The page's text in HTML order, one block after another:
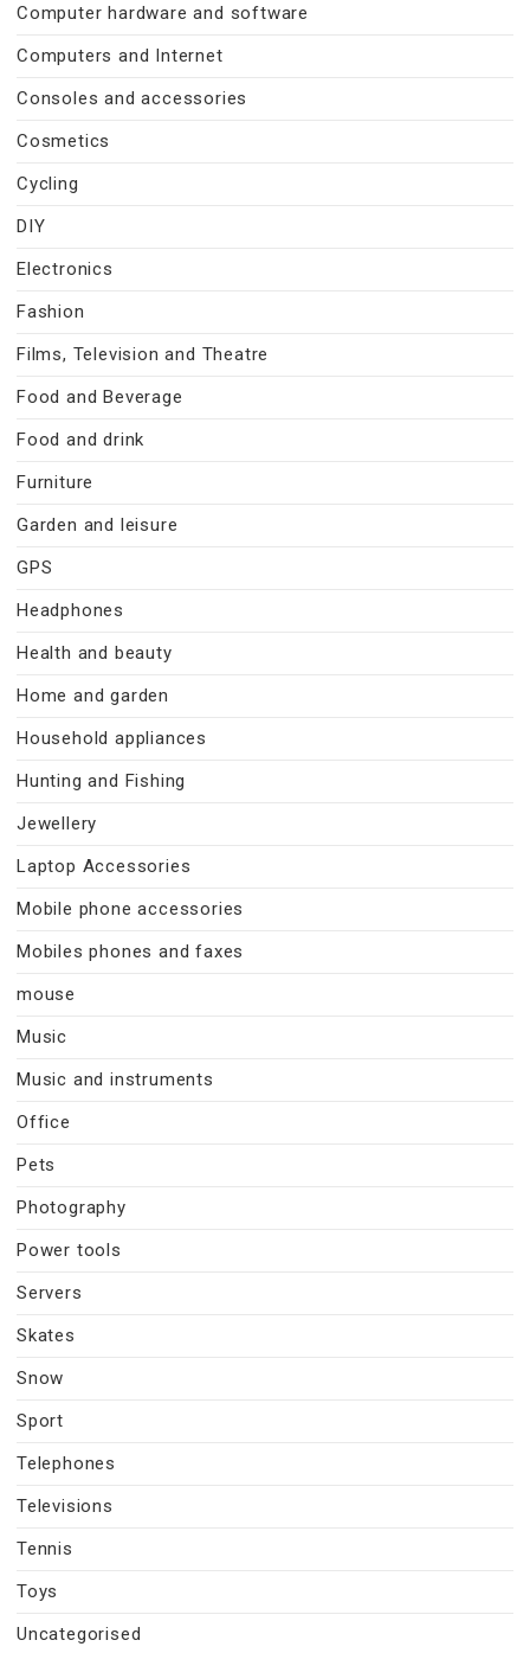
Computer hardware and software
Computers and Internet
Consoles and accessories
Cosmetics
Cycling
DIY
Electronics
Fashion
Films, Television and Theatre
Food and Beverage
Food and drink
Furniture
Garden and leisure
GPS
Headphones
Health and beauty
Home and garden
Household appliances
Hunting and Fishing
Jewellery
Laptop Accessories
Mobile phone accessories
Mobiles phones and faxes
mouse
Music
Music and instruments
Office
Pets
Photography
Power tools
Servers
Skates
Snow
Sport
Telephones
Televisions
Tennis
Toys
Uncategorised